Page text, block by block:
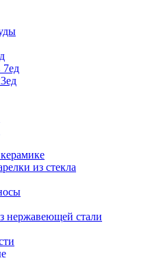
7ед
из стекла
нержавеющей стали